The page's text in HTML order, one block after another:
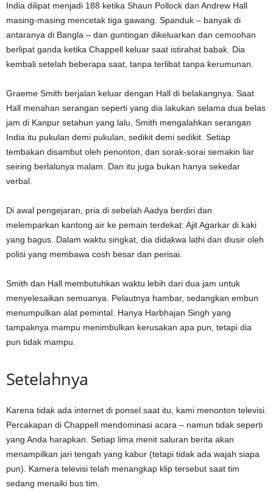
India dilipat menjadi 188 ketika Shaun Pollock dan Andrew Hall
masing-masing mencetak tiga gawang. Spanduk – banyak di
antaranya di Bangla – dan guntingan dikeluarkan dan cemoohan
berlipat ganda ketika Chappell keluar saat istirahat babak. Dia
kembali setelah beberapa saat, tanpa terlibat tanpa kerumunan.
Graeme Smith berjalan keluar dengan Hall di belakangnya. Saat
Hall menahan serangan seperti yang dia lakukan selama dua belas
jam di Kanpur setahun yang lalu, Smith mengalahkan serangan
India itu pukulan demi pukulan, sedikit demi sedikit. Setiap
tembakan disambut oleh penonton, dan sorak-sorai semakin liar
seiring berlalunya malam. Dan itu juga bukan hanya sekedar
verbal.
Di awal pengejaran, pria di sebelah Aadya berdiri dan
melemparkan kantong air ke pemain terdekat: Ajit Agarkar di kaki
yang bagus. Dalam waktu singkat, dia didakwa lathi dan diusir oleh
polisi yang membawa cosh besar dan perisai.
Smith dan Hall membutuhkan waktu lebih dari dua jam untuk
menyelesaikan semuanya. Pelautnya hambar, sedangkan embun
menumpulkan alat pemintal. Hanya Harbhajan Singh yang
tampaknya mampu menimbulkan kerusakan apa pun, tetapi dia
pun tidak mampu.
Setelahnya
Karena tidak ada internet di ponsel saat itu, kami menonton televisi.
Percakapan di Chappell mendominasi acara – namun tidak seperti
yang Anda harapkan. Setiap lima menit saluran berita akan
menampilkan jari tengah yang kabur (tetapi tidak ada wajah siapa
pun). Kamera televisi telah menangkap klip tersebut saat tim
sedang menaiki bus tim.